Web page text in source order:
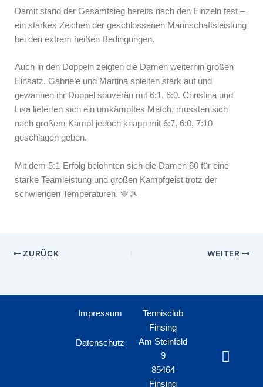
Damit stand der Gesamtsieg bereits nach den Einzeln fest –
ein starkes Zeichen der geschlossenen Mannschaftsleistung
bei den extrem heißen Bedingungen.
Auch in den Doppeln zeigten die Damen weiterhin großen
Einsatz. Gabriele und Martina spielten stark auf und
gewannen ihr Doppel souverän mit 6:1, 6:0. Christina und
Lisa lieferten sich ein umkämpftes Match, mussten sich
nach großem Kampf jedoch knapp mit 6:7, 6:0, 7:10
geschlagen geben.
Mit dem 5:1-Erfolg belohnten sich die Damen 60 für eine
starke Teamleistung und großen Kampfgeist trotz der
schwierigen Temperaturen. 💙🎾
ZURÜCK WEITER
Impressum
Datenschutz
Tennisclub
Finsing
Am Steinfeld
9
85464
Finsing
H
m